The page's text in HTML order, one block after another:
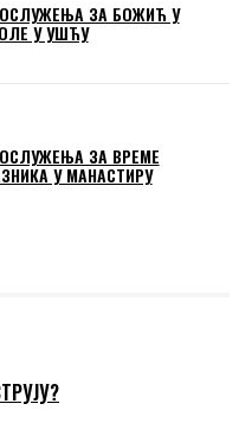
ЗА БОЖИЋ У
У УШЋУ
ЗА ВРЕМЕ
У МАНАСТИРУ